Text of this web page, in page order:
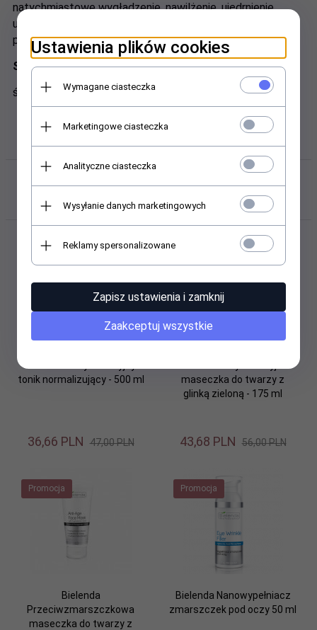
natychmiastowe wygładzenie, nawilżenie, ujędrnienie,
uelastycznienie, zmniejszenie widoczności zmarszczek,
poprawienie wyglądu i kondycji skóry.
Składniki aktywne:
śluz ślimaka, betaina, ekstrakt z aloesu.
Klienci, którzy kupili ten produkt
wybrali również...
tonik normalizujący - 500 ml
36,66 PLN 47,00 PLN
maseczka do twarzy z
glinką zieloną - 175 ml
43,68 PLN 56,00 PLN
Promocja
Bielenda
Przeciwzmarszczkowa
maseczka do twarzy z
Promocja
Bielenda Nanowypełniacz
zmarszczek pod oczy 50 ml
Ustawienia plików cookies
Wymagane ciasteczka
Marketingowe ciasteczka
Analityczne ciasteczka
Wysyłanie danych marketingowych
Reklamy spersonalizowane
Zapisz ustawienia i zamknij
Zaakceptuj wszystkie